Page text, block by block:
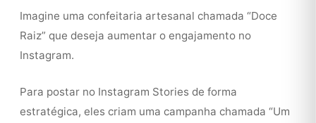
Imagine uma confeitaria artesanal chamada “Doce
Raiz” que deseja aumentar o engajamento no
Instagram.
Para postar no Instagram Stories de forma
estratégica, eles criam uma campanha chamada “Um